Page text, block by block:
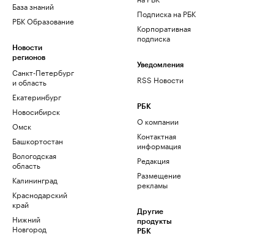
База знаний
РБК Образование
Новости
регионов
Санкт-Петербург
и область
Екатеринбург
Новосибирск
Омск
Башкортостан
Вологодская
область
Калининград
Краснодарский
край
Нижний
Новгород
Подписка на РБК
Корпоративная
подписка
Уведомления
RSS Новости
РБК
О компании
Контактная
информация
Редакция
Размещение
рекламы
Другие
продукты
РБК